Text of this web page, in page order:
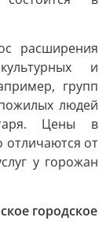
расширения
и
групп
людей
Цены в
отличаются от
у горожан
городское